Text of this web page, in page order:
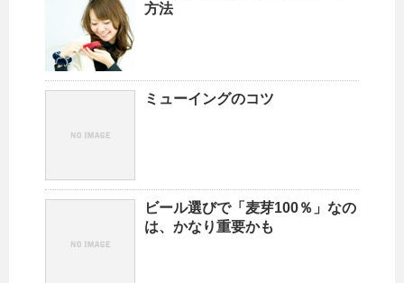
方法
ミューイングのコツ
ビール選びで「麦芽100％」なの
は、かなり重要かも